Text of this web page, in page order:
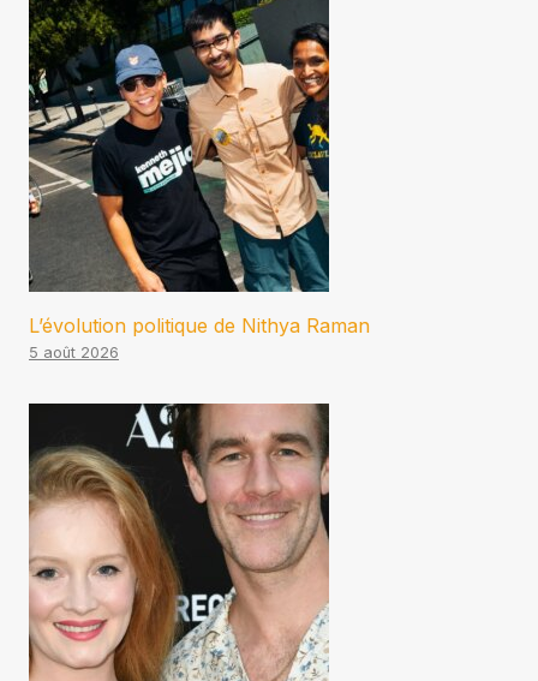
L’évolution politique de Nithya Raman
5 août 2026